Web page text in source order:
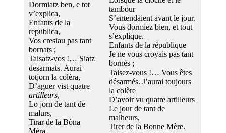
Dormiatz ben, e tot
v’explica,
Enfants de la
republica,
Vos cresiau pas tant
bornats ;
Taisatz-vos !… Siatz
desarmats. Aurai
totjorn la colèra,
D’aguer vist quatre
artilleurs,
Lo jorn de tant de
malurs,
Tirar de la Bòna
Méra.
tambour
S’entendaient avant le jour.
Vous dormiez bien, et tout
s’explique.
Enfants de la république
Je ne vous croyais pas tant
bornés ;
Taisez-vous !… Vous êtes
désarmés. J’aurai toujours
la colère
D’avoir vu quatre artilleurs
Le jour de tant de
malheurs,
Tirer de la Bonne Mère.